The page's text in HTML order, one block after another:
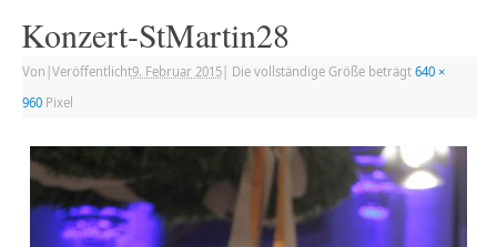
Konzert-StMartin28
Von Veröffentlicht9. Februar 2015| Die vollständige Größe beträgt 640 ×
960Pixel